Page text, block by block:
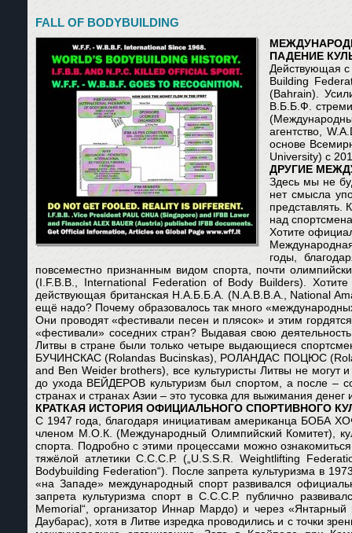
FALL OF BODYBUILDING
ПАДЕНИЕ
Действующая
Building
(Bahrain).
В.Б.Б.Ф.
агентство,
основе
University) с
ДРУГИЕ
Здесь мы не
нет смысла
представлять.
над
Хотите
годы,
повсеместно признанным видом спорта, почти
(I.F.B.B., International Federation of Body Builders).
действующая британская Н.А.Б.Б.А. (N.A.B.B.A., National
ещё надо? Почему образовалось так много
Они проводят «фестивали песен и плясок» и этим
«фестивали» соседних стран? Выдавая свою
Литвы в стране были только четыре выдающиеся
БУЧИНСКАС (Rolandas Bucinskas), РОЛАНДАС ПОЦЮС
and Ben Weider brothers), все культуристы Литвы не
до ухода ВЕЙДЕРОВ культуризм был спортом, а после –
странах и странах Азии – это тусовка для выжимания
КРАТКАЯ ИСТОРИЯ ОФИЦИАЛЬНОГО СПОРТИВНОГО
С 1947 года, благодаря инициативам американца БОБА
членом М.О.К. (Международный Олимпийский Комитет),
спорта. Подробно с этими процессами можно
тяжёлой атлетики С.С.С.Р. („U.S.S.R. Weightlifting
Bodybuilding Federation“). После запрета культуризма в
«на Западе» международный спорт развивался
запрета культуризма спорт в С.С.С.Р. публично
Memorial“, организатор Иннар Мардо) и через
Даубарас), хотя в Литве изредка проводились и с точки